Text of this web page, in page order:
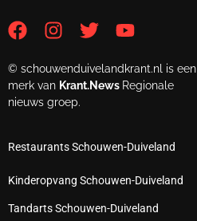
© schouwenduivelandkrant.nl is een
merk van Krant.News Regionale
nieuws groep.
Restaurants Schouwen-Duiveland
Kinderopvang Schouwen-Duiveland
Tandarts Schouwen-Duiveland